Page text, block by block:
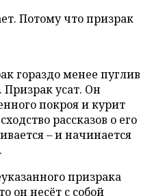
Потому что призрак
гораздо менее пуглив
Призрак усат. Он
покроя и курит
рассказов о его
– и начинается
призрака
он несёт с собой